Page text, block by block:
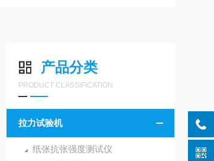
产品分类
PRODUCT CLASSIFICATION
拉力试验机
纸张抗张强度测试仪